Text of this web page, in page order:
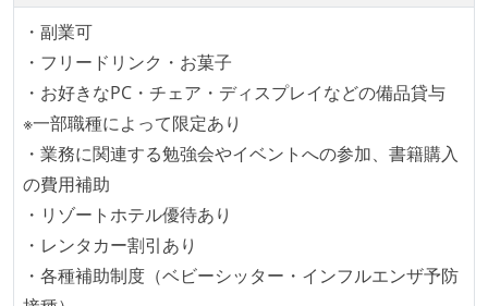
業務時間中に中抜けできる制度がある
2年以内に未就学児を子育てしながら働いていたエン
ジニアがいる
フレックスタイム制または裁量労働制を採用している
メンバーの多様性
外国籍の開発メンバーがいる
待遇・福利厚生
・副業可
・フリードリンク・お菓子
・お好きなPC・チェア・ディスプレイなどの備品貸与
※一部職種によって限定あり
・業務に関連する勉強会やイベントへの参加、書籍購入
の費用補助
・リゾートホテル優待あり
・レンタカー割引あり
・各種補助制度（ベビーシッター・インフルエンザ予防